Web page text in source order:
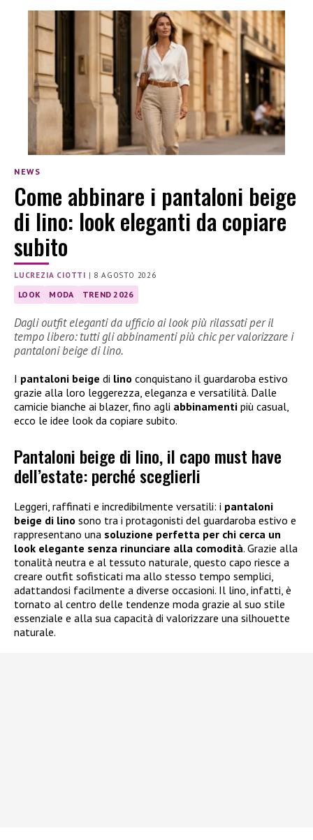
NEWS
Come abbinare i pantaloni beige
di lino: look eleganti da copiare
subito
LUCREZIA CIOTTI | 8 AGOSTO 2026
LOOK MODA TREND 2026
Dagli outfit eleganti da ufficio ai look più rilassati per il
tempo libero: tutti gli abbinamenti più chic per valorizzare i
pantaloni beige di lino.
I pantaloni beige di lino conquistano il guardaroba estivo
grazie alla loro leggerezza, eleganza e versatilità. Dalle
camicie bianche ai blazer, fino agli abbinamenti più casual,
ecco le idee look da copiare subito.
Pantaloni beige di lino, il capo must have
dell’estate: perché sceglierli
Leggeri, raffinati e incredibilmente versatili: i pantaloni
beige di lino sono tra i protagonisti del guardaroba estivo e
rappresentano una soluzione perfetta per chi cerca un
look elegante senza rinunciare alla comodità. Grazie alla
tonalità neutra e al tessuto naturale, questo capo riesce a
creare outfit sofisticati ma allo stesso tempo semplici,
adattandosi facilmente a diverse occasioni. Il lino, infatti, è
tornato al centro delle tendenze moda grazie al suo stile
essenziale e alla sua capacità di valorizzare una silhouette
naturale.